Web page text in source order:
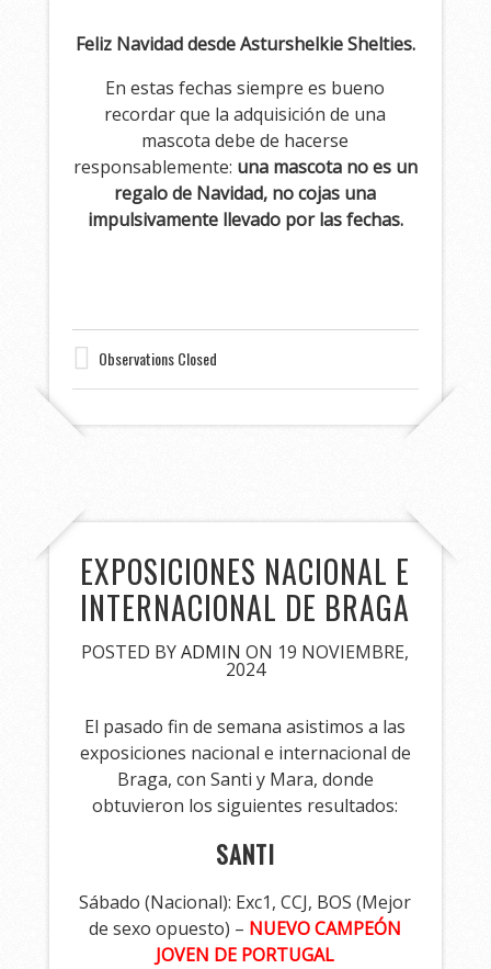
Feliz Navidad desde Asturshelkie Shelties.
En estas fechas siempre es bueno
recordar que la adquisición de una
mascota debe de hacerse
responsablemente: una mascota no es un
regalo de Navidad, no cojas una
impulsivamente llevado por las fechas.
Observations Closed
EXPOSICIONES NACIONAL E
INTERNACIONAL DE BRAGA
POSTED BYADMIN ON 19 NOVIEMBRE,
2024
El pasado fin de semana asistimos a las
exposiciones nacional e internacional de
Braga, con Santi y Mara, donde
obtuvieron los siguientes resultados:
SANTI
Sábado (Nacional): Exc1, CCJ, BOS (Mejor
de sexo opuesto) – NUEVO CAMPEÓN
JOVEN DE PORTUGAL